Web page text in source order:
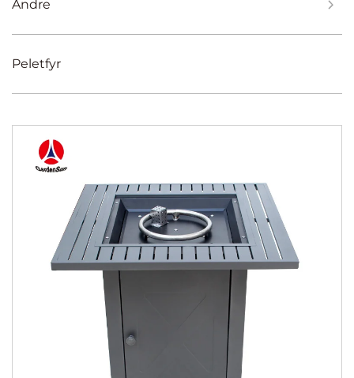
Andre
Peletfyr